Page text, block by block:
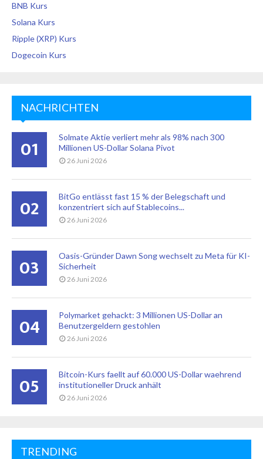
BNB Kurs
Solana Kurs
Ripple (XRP) Kurs
Dogecoin Kurs
NACHRICHTEN
01
Solmate Aktie verliert mehr als 98% nach 300
Millionen US-Dollar Solana Pivot
26 Juni 2026
02
BitGo entlässt fast 15 % der Belegschaft und
konzentriert sich auf Stablecoins...
26 Juni 2026
03
Oasis-Gründer Dawn Song wechselt zu Meta für KI-
Sicherheit
26 Juni 2026
04
Polymarket gehackt: 3 Millionen US-Dollar an
Benutzergeldern gestohlen
26 Juni 2026
05
Bitcoin-Kurs faellt auf 60.000 US-Dollar waehrend
institutioneller Druck anhält
26 Juni 2026
TRENDING